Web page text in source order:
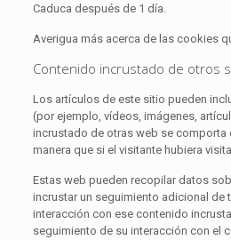
Caduca después de 1 día.
Averigua más acerca de las cookies
Contenido incrustado de otros
Los artículos de este sitio pueden
(por ejemplo, vídeos, imágenes,
incrustado de otras web se comporta
manera que si el visitante hubiera
Estas web pueden recopilar datos
incrustar un seguimiento adicional de
interacción con ese contenido
seguimiento de su interacción con el